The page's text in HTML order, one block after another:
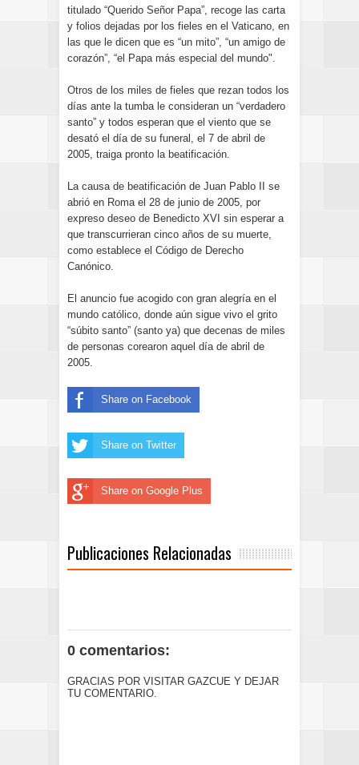
titulado “Querido Señor Papa”, recoge las carta
y folios dejadas por los fieles en el Vaticano, en
las que le dicen que es “un mito”, “un amigo de
corazón”, “el Papa más especial del mundo".
Otros de los miles de fieles que rezan todos los
días ante la tumba le consideran un “verdadero
santo” y todos esperan que el viento que se
desató el día de su funeral, el 7 de abril de
2005, traiga pronto la beatificación.
La causa de beatificación de Juan Pablo II se
abrió en Roma el 28 de junio de 2005, por
expreso deseo de Benedicto XVI sin esperar a
que transcurrieran cinco años de su muerte,
como establece el Código de Derecho
Canónico.
El anuncio fue acogido con gran alegría en el
mundo católico, donde aún sigue vivo el grito
“súbito santo” (santo ya) que decenas de miles
de personas corearon aquel día de abril de
2005.
Share on Facebook
Share on Twitter
Share on Google Plus
Publicaciones Relacionadas
0 comentarios:
GRACIAS POR VISITAR GAZCUE Y DEJAR
TU COMENTARIO.